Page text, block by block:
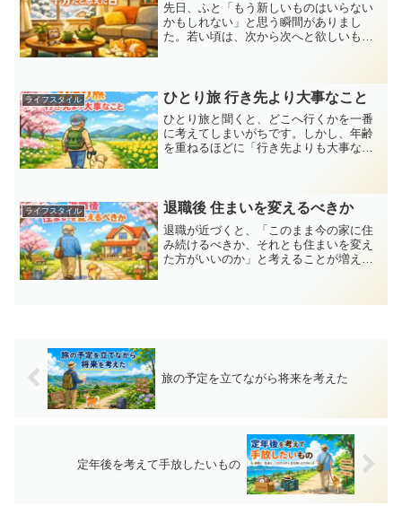
先日、ふと「もう新しいものはいらない
かもしれない」と思う瞬間がありまし
た。若い頃は、次から次へと欲しいもの
いのだ」と心の中でつぶやき...
ライフスタイル ひとり旅 行き先より大事なこと
ひとり旅と聞くと、どこへ行くかを一番
に考えてしまいがちです。しかし、年齢
を重ねるほどに「行き先よりも大事なこ
自分と向き合う時間を持つこと。それこ
そが、ひとり旅の本当の価...
ライフスタイル 退職後 住まいを変えるべきか
退職が近づくと、「このまま今の家に住
み続けるべきか、それとも住まいを変え
た方がいいのか」と考えることが増えて
旅の予定を立てながら将来を考えた
定年後を考えて手放したいもの